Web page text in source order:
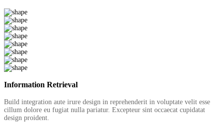
Information Retrieval
Build integration aute irure design in reprehenderit in voluptate velit esse
cillum dolore eu fugiat nulla pariatur. Excepteur sint occaecat cupidatat
design proident.